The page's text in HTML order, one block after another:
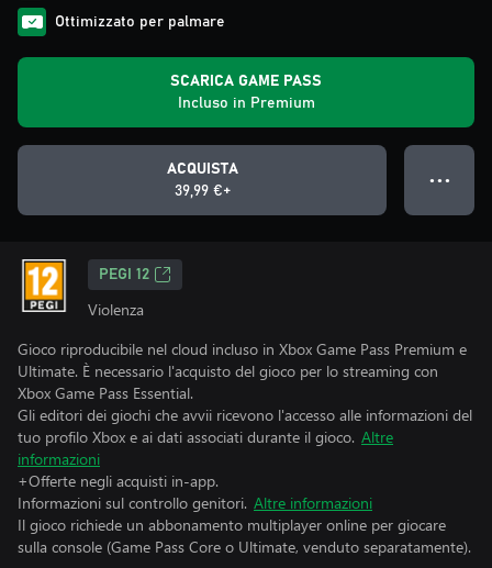
Ottimizzato per palmare
SCARICA GAME PASS
Incluso in Premium
ACQUISTA
39,99 €+
● ● ●
PEGI 12
Violenza
Gioco riproducibile nel cloud incluso in Xbox Game Pass Premium e
Ultimate. È necessario l'acquisto del gioco per lo streaming con
Xbox Game Pass Essential.
Gli editori dei giochi che avvii ricevono l'accesso alle informazioni del
tuo profilo Xbox e ai dati associati durante il gioco. Altre
informazioni
+Offerte negli acquisti in-app.
Informazioni sul controllo genitori. Altre informazioni
Il gioco richiede un abbonamento multiplayer online per giocare
sulla console (Game Pass Core o Ultimate, venduto separatamente).